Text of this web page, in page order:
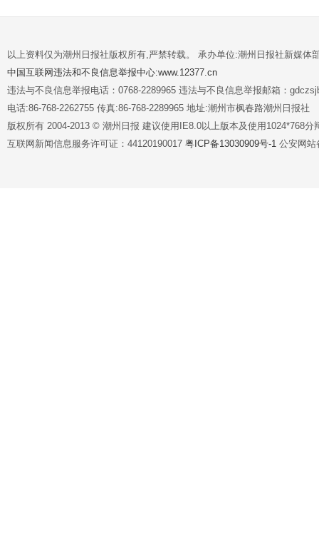
以上资料仅为潮州日报社版权所有,严禁转载。 承办单位:潮州日报社新媒体
中国互联网违法和不良信息举报中心:www.12377.cn
违法与不良信息举报电话：0768-2289965 违法与不良信息举报邮箱：
电话:86-768-2262755 传真:86-768-2289965 地址:潮州市枫春路潮州日报社
版权所有 2004-2013 © 潮州日报 建议使用IE8.0以上版本及使用1024*768分
互联网新闻信息服务许可证：44120190017 粤ICP备13030909号-1 公安网站